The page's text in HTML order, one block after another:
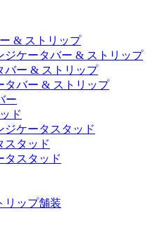
& ストリップ
ジケータバー & ストリップ
バー & ストリップ
タバー & ストリップ
ー
ド
ジケータスタッド
スタッド
タスタッド
リップ舗装